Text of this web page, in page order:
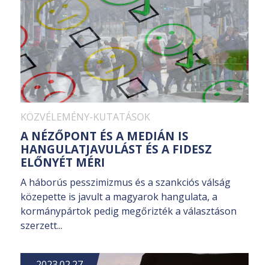
KÖZVÉLEMÉNY-KUTATÁSOK
A NÉZŐPONT ÉS A MEDIÁN IS
HANGULATJAVULÁST ÉS A FIDESZ
ELŐNYÉT MÉRI
A háborús pesszimizmus és a szankciós válság
közepette is javult a magyarok hangulata, a
kormánypártok pedig megőrizték a választáson
szerzett...